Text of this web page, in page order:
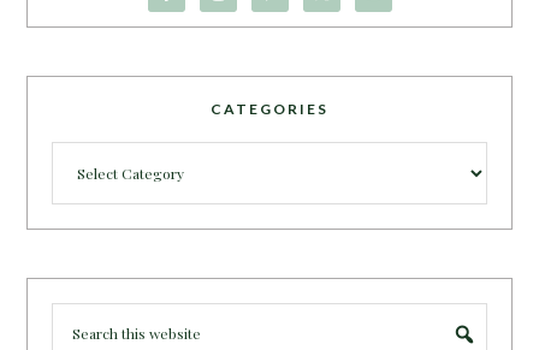
CATEGORIES